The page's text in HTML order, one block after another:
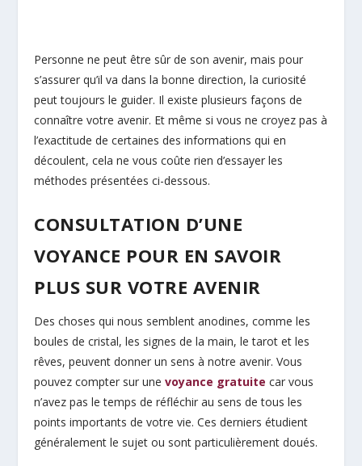
Personne ne peut être sûr de son avenir, mais pour
s’assurer qu’il va dans la bonne direction, la curiosité
peut toujours le guider. Il existe plusieurs façons de
connaître votre avenir. Et même si vous ne croyez pas à
l’exactitude de certaines des informations qui en
découlent, cela ne vous coûte rien d’essayer les
méthodes présentées ci-dessous.
CONSULTATION D’UNE
VOYANCE POUR EN SAVOIR
PLUS SUR VOTRE AVENIR
Des choses qui nous semblent anodines, comme les
boules de cristal, les signes de la main, le tarot et les
rêves, peuvent donner un sens à notre avenir. Vous
pouvez compter sur unevoyance gratuite car vous
n’avez pas le temps de réfléchir au sens de tous les
points importants de votre vie. Ces derniers étudient
généralement le sujet ou sont particulièrement doués.